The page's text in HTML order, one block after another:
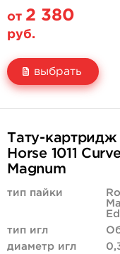
от 2 380
руб.
выбрать
2 380 руб.
купить
Тату-картридж
Horse 1011
Magnum
тип пайки
тип игл
диаметр игл